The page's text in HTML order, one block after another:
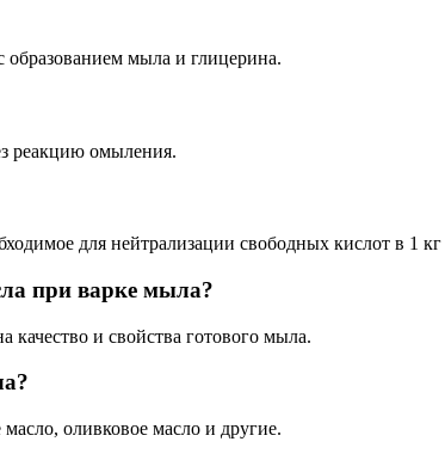
мыла и глицерина.
реакцию омыления.
для нейтрализации свободных кислот в 1
при варке мыла?
качество и свойства готового мыла.
оливковое масло и другие.